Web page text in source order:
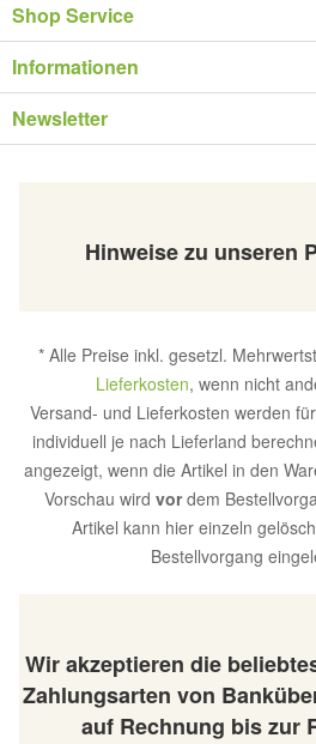
Shop Service
Informationen
Newsletter
Hinweise zu unseren
* Alle Preise inkl. gesetzl.
Lieferkosten, wenn nicht
Versand- und Lieferkosten werden
individuell je nach Lieferland
angezeigt, wenn die Artikel in den
Vorschau wird vordem
Artikel kann hier einzeln
Bestellvorgang
Wir akzeptieren die
Zahlungsarten von
auf Rechnung bis zur